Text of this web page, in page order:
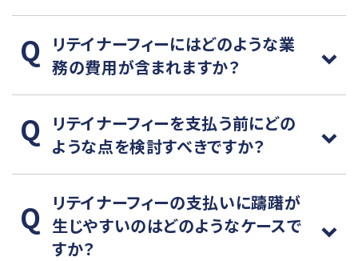
リテイナーフィーにはどのような業
務の費用が含まれますか？
リテイナーフィーを支払う前にどの
ような点を検討すべきですか？
リテイナーフィーの支払いに躊躇が
生じやすいのはどのようなケースで
すか？